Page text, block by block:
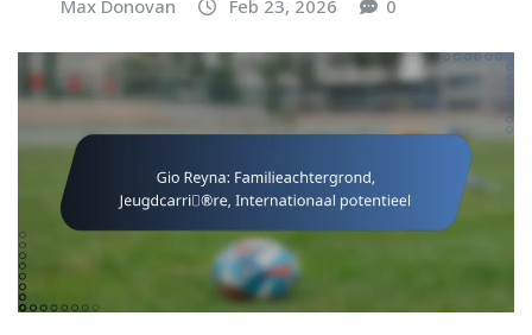
Max Donovan Feb 23, 2026 0